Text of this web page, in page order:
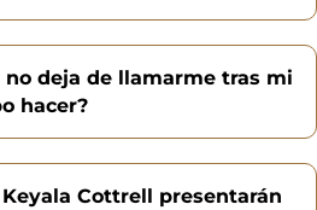
deja de llamarme tras mi
hacer?
Cottrell presentarán